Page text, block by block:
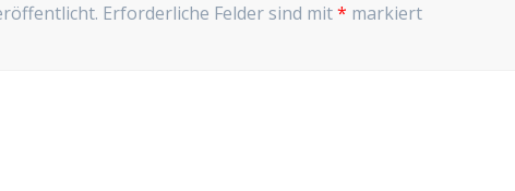
Erforderliche Felder sind mit* markiert